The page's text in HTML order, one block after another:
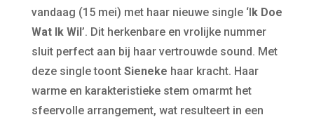
vandaag (15 mei) met haar nieuwe single ‘Ik Doe
Wat Ik Wil’. Dit herkenbare en vrolijke nummer
sluit perfect aan bij haar vertrouwde sound. Met
deze single toont Sieneke haar kracht. Haar
warme en karakteristieke stem omarmt het
sfeervolle arrangement, wat resulteert in een